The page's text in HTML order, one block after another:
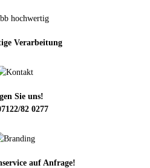
Verarbeitung
Sie uns!
82 0277
auf Anfrage!